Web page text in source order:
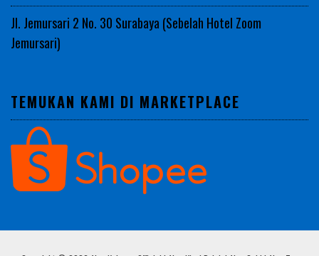
Jl. Jemursari 2 No. 30 Surabaya (Sebelah Hotel Zoom
Jemursari)
TEMUKAN KAMI DI MARKETPLACE